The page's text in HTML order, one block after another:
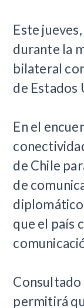
Este
durante la
bilateral
de Estados
En el
de Chile
de
que el país
Consultado
permitirá